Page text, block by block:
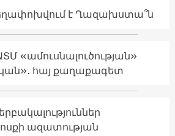
է Ղազախստա՞ն
«ամուսնալուծության»
հայ քաղաքագետ
ազատության